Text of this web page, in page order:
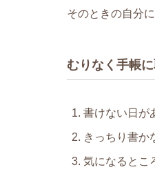
そのときの自分
むりなく手帳
書けない日が
きっちり書か
気になるとこ